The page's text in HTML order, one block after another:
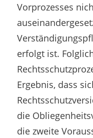
Vorprozesses
erfolgt ist.
Ergebnis, dass
die
die zweite